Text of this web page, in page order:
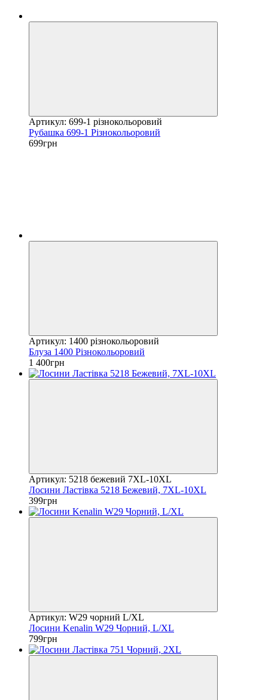
Артикул: 699-1 різнокольоровий
Рубашка 699-1 Різнокольоровий
699грн
Артикул: 1400 різнокольоровий
Блуза 1400 Різнокольоровий
1 400грн
Артикул: 5218 бежевий 7XL-10XL
Лосини Ластівка 5218 Бежевий, 7XL-10XL
399грн
Артикул: W29 чорний L/XL
Лосини Kenalin W29 Чорний, L/XL
799грн